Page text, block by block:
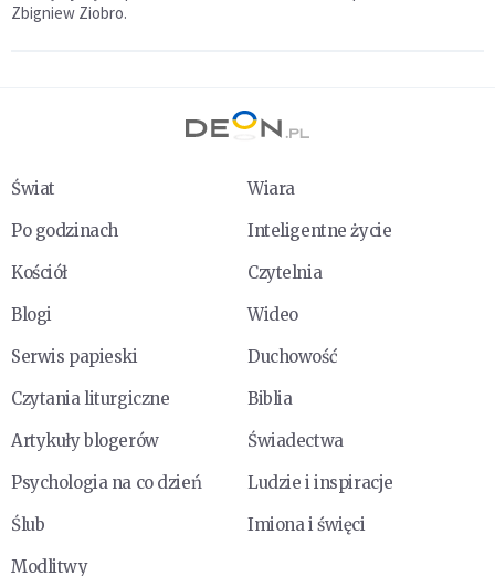
Zbigniew Ziobro.
Świat
Wiara
Po godzinach
Inteligentne życie
Kościół
Czytelnia
Blogi
Wideo
Serwis papieski
Duchowość
Czytania liturgiczne
Biblia
Artykuły blogerów
Świadectwa
Psychologia na co dzień
Ludzie i inspiracje
Ślub
Imiona i święci
Modlitwy